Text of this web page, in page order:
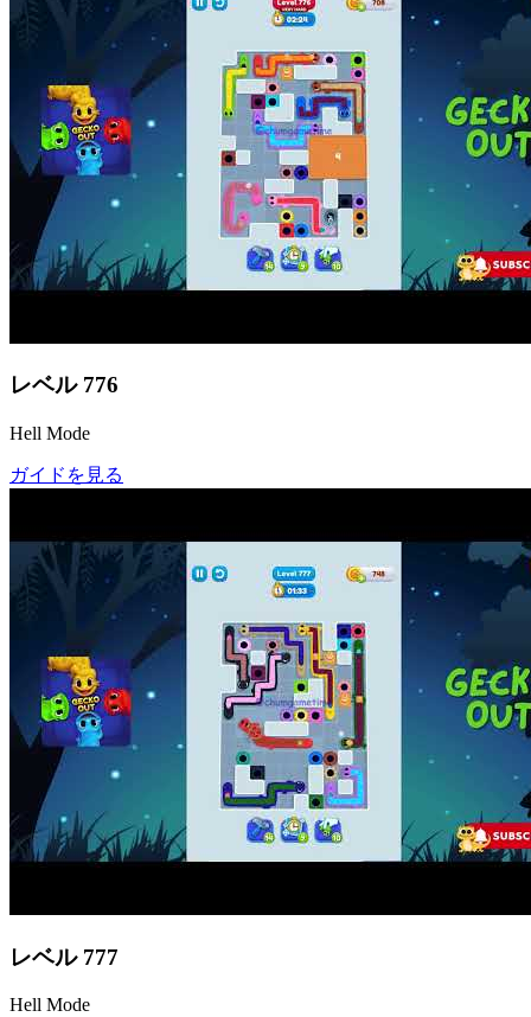
レベル 776
Hell Mode
ガイドを見る
レベル 777
Hell Mode